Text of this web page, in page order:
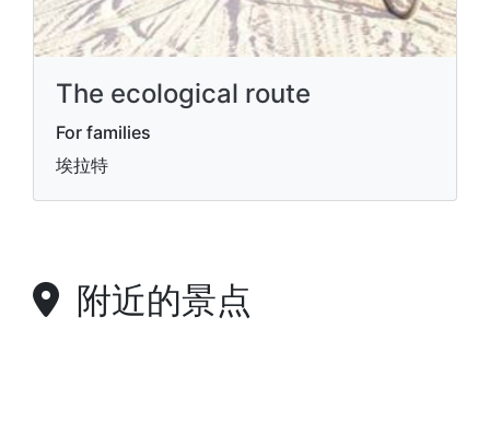
The ecological route
For families
埃拉特
附近的景点